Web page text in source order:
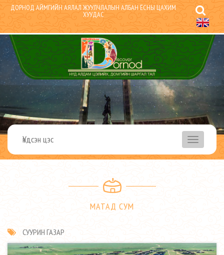
ДОРНОД АЙМГИЙН АЯЛАЛ ЖУУЛЧЛАЛЫН АЛБАН ЁСНЫ ЦАХИМ
ХУУДАС
Үндсэн цэс menu
МАТАД СУМ
СУУРИН ГАЗАР